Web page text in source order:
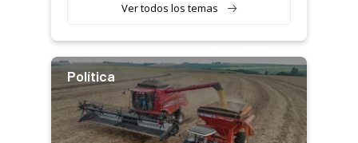
Ver todos los temas
Política